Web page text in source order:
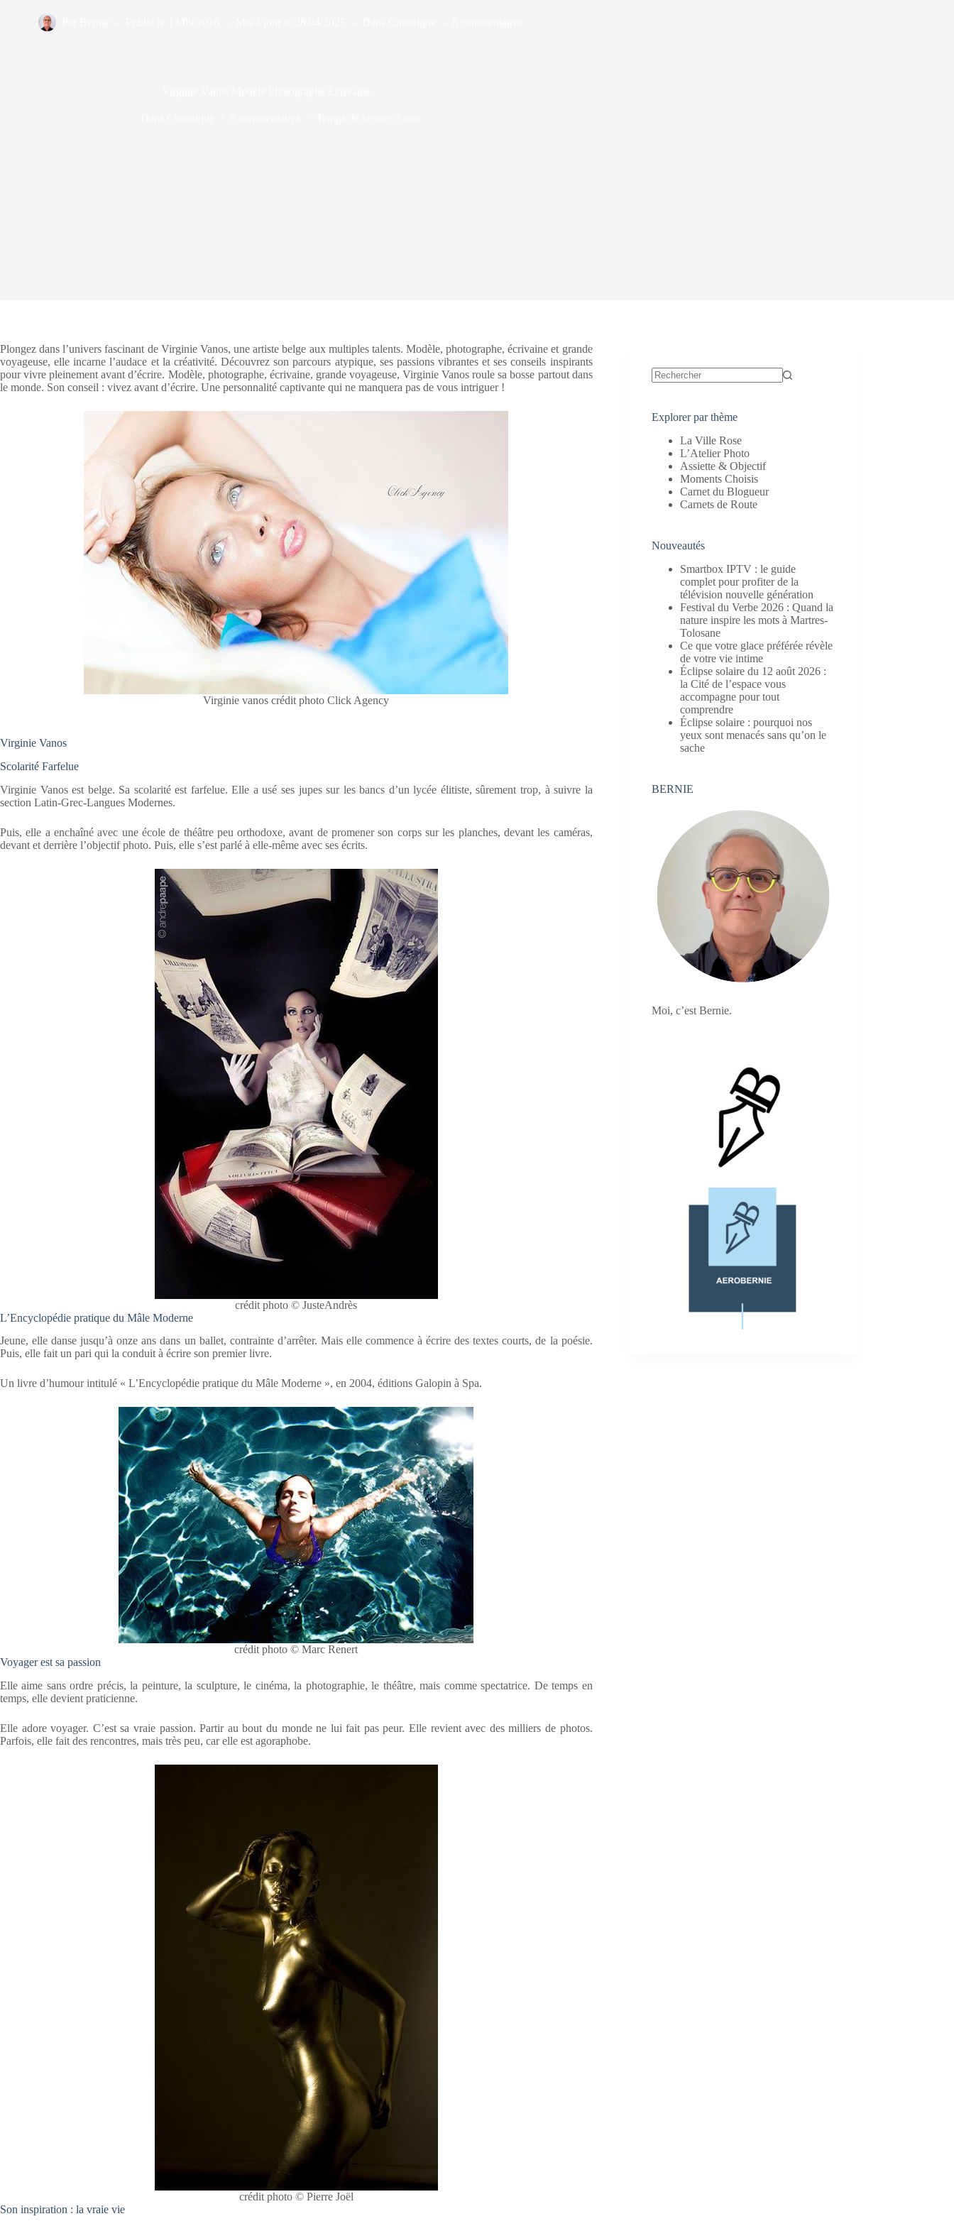
Plongez dans l’univers fascinant de Virginie Vanos, une artiste belge aux multiples talents. Modèle, photographe, écrivaine et grande
voyageuse, elle incarne l’audace et la créativité. Découvrez son parcours atypique, ses passions vibrantes et ses conseils inspirants
pour vivre pleinement avant d’écrire. Modèle, photographe, écrivaine, grande voyageuse, Virginie Vanos roule sa bosse partout dans
le monde. Son conseil : vivez avant d’écrire. Une personnalité captivante qui ne manquera pas de vous intriguer !
Virginie vanos crédit photo Click Agency
Virginie Vanos
Scolarité Farfelue
Virginie Vanos est belge. Sa scolarité est farfelue. Elle a usé ses jupes sur les bancs d’un lycée élitiste, sûrement trop, à suivre la
section Latin-Grec-Langues Modernes.
Puis, elle a enchaîné avec une école de théâtre peu orthodoxe, avant de promener son corps sur les planches, devant les caméras,
devant et derrière l’objectif photo. Puis, elle s’est parlé à elle-même avec ses écrits.
crédit photo © JusteAndrès
L’Encyclopédie pratique du Mâle Moderne
Jeune, elle danse jusqu’à onze ans dans un ballet, contrainte d’arrêter. Mais elle commence à écrire des textes courts, de la poésie.
Puis, elle fait un pari qui la conduit à écrire son premier livre.
Un livre d’humour intitulé « L’Encyclopédie pratique du Mâle Moderne », en 2004, éditions Galopin à Spa.
crédit photo © Marc Renert
Voyager est sa passion
Elle aime sans ordre précis, la peinture, la sculpture, le cinéma, la photographie, le théâtre, mais comme spectatrice. De temps en
temps, elle devient praticienne.
Elle adore voyager. C’est sa vraie passion. Partir au bout du monde ne lui fait pas peur. Elle revient avec des milliers de photos.
Parfois, elle fait des rencontres, mais très peu, car elle est agoraphobe.
crédit photo © Pierre Joël
Son inspiration : la vraie vie
Explorer par thème
La Ville Rose
L’Atelier Photo
Assiette & Objectif
Moments Choisis
Carnet du Blogueur
Carnets de Route
Nouveautés
Smartbox IPTV : le guide
complet pour profiter de la
télévision nouvelle génération
Festival du Verbe 2026 : Quand la
nature inspire les mots à Martres-
Tolosane
Ce que votre glace préférée révèle
de votre vie intime
Éclipse solaire du 12 août 2026 :
la Cité de l’espace vous
accompagne pour tout
comprendre
Éclipse solaire : pourquoi nos
yeux sont menacés sans qu’on le
sache
BERNIE
Moi, c’est Bernie.